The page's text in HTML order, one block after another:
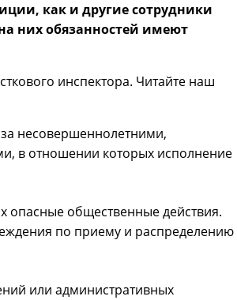
как и другие сотрудники
них обязанностей имеют
инспектора. Читайте наш
несовершеннолетними,
в отношении которых исполнение
опасные общественные действия.
по приему и распределению
или административных